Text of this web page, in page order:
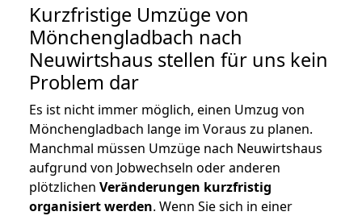
Kurzfristige Umzüge von
Mönchengladbach nach
Neuwirtshaus stellen für uns kein
Problem dar
Es ist nicht immer möglich, einen Umzug von
Mönchengladbach lange im Voraus zu planen.
Manchmal müssen Umzüge nach Neuwirtshaus
aufgrund von Jobwechseln oder anderen
plötzlichen Veränderungen kurzfristig
organisiert werden. Wenn Sie sich in einer